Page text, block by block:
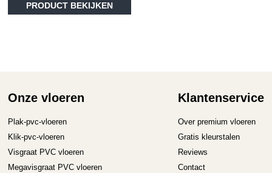
PRODUCT BEKIJKEN
de
Onze vloeren
Plak-pvc-vloeren
Klik-pvc-vloeren
Visgraat PVC vloeren
Megavisgraat PVC vloeren
Klantenservice
Over premium vloeren
Gratis kleurstalen
Reviews
Contact